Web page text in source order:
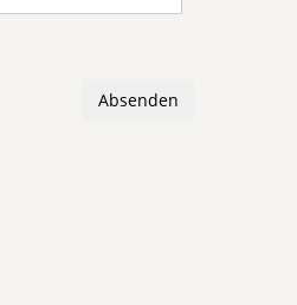
Absenden